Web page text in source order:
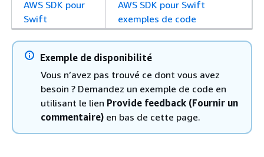
AWS SDK pour
Swift
AWS SDK pour Swift
exemples de code
Exemple de disponibilité
Vous n’avez pas trouvé ce dont vous avez
besoin ? Demandez un exemple de code en
utilisant le lien Provide feedback (Fournir un
commentaire) en bas de cette page.